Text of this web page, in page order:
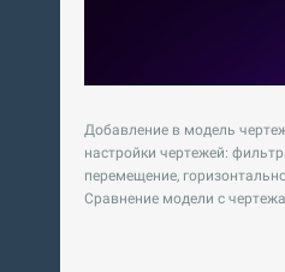
Добавление в модель
настройки чертежей:
перемещение,
Сравнение модели с